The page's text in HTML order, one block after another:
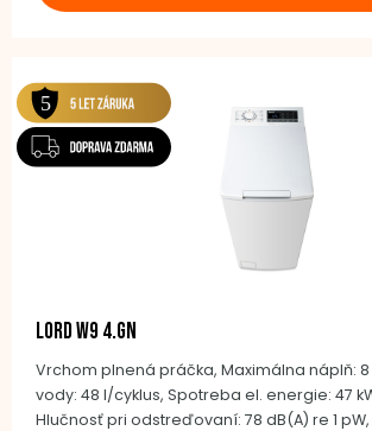
LORD W9 4.GN
Vrchom plnená práčka, Maximálna náplň:
vody: 48 l/cyklus, Spotreba el. energie: 47
Hlučnosť pri odstreďovaní: 78 dB(A) re 1